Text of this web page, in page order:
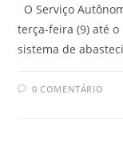
O Serviço
terça-feira (9) até
sistema de
0 COMENTÁRIO